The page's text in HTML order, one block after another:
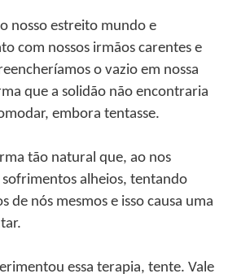
nosso estreito mundo e
com nossos irmãos carentes e
o vazio em nossa
que a solidão não encontraria
embora tentasse.
tão natural que, ao nos
alheios, tentando
de nós mesmos e isso causa uma
essa terapia, tente. Vale